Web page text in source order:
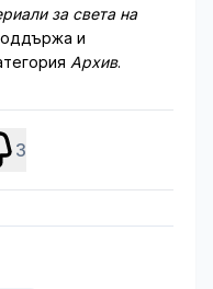
за света на
и
Архив.
3